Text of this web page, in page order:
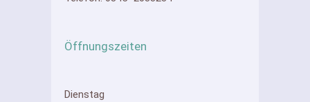
Öffnungszeiten
Dienstag